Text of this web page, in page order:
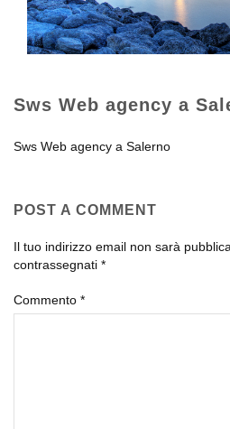
Sws Web agency a
Sws Web agency a Salerno
POST A COMMENT
Il tuo indirizzo email non sarà
contrassegnati *
Commento *